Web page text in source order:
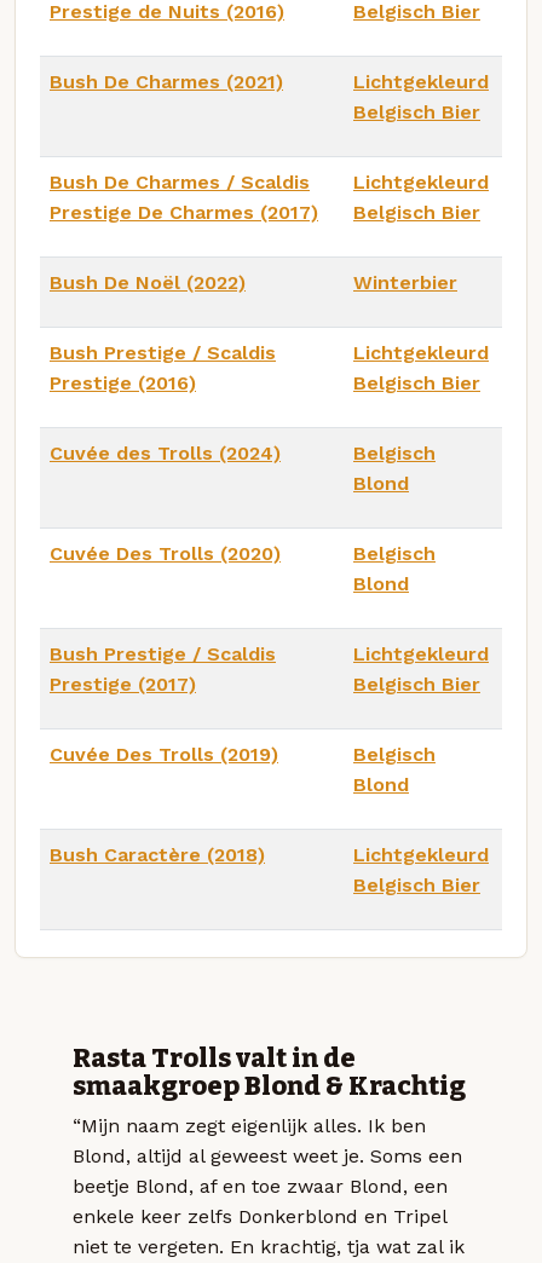
Prestige de Nuits (2016) Belgisch Bier
Bush De Charmes (2021)
Lichtgekleurd
Belgisch Bier
Bush De Charmes / Scaldis
Prestige De Charmes (2017)
Lichtgekleurd
Belgisch Bier
Bush De Noël (2022) Winterbier
Bush Prestige / Scaldis
Prestige (2016)
Lichtgekleurd
Belgisch Bier
Cuvée des Trolls (2024)
Belgisch
Blond
Cuvée Des Trolls (2020)
Belgisch
Blond
Bush Prestige / Scaldis
Prestige (2017)
Lichtgekleurd
Belgisch Bier
Cuvée Des Trolls (2019)
Belgisch
Blond
Bush Caractère (2018)
Lichtgekleurd
Belgisch Bier
Rasta Trolls valt in de
smaakgroep Blond & Krachtig
“Mijn naam zegt eigenlijk alles. Ik ben
Blond, altijd al geweest weet je. Soms een
beetje Blond, af en toe zwaar Blond, een
enkele keer zelfs Donkerblond en Tripel
niet te vergeten. En krachtig, tja wat zal ik